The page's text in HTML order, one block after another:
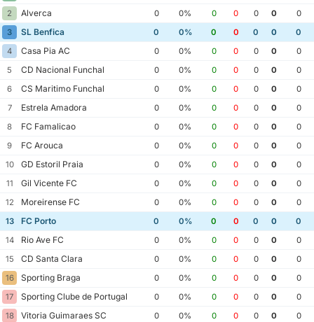
2
Alverca 0 0% 0 0 0 0
0
3
SL Benfica 0 0% 0 0 0 0
0
4
Casa Pia AC 0 0% 0 0 0 0
0
5
CD Nacional Funchal 0 0% 0 0 0 0
0
6
CS Maritimo Funchal 0 0% 0 0 0 0
0
7
Estrela Amadora 0 0% 0 0 0 0
0
8
FC Famalicao 0 0% 0 0 0 0
0
9
FC Arouca 0 0% 0 0 0 0
0
10
GD Estoril Praia 0 0% 0 0 0 0
0
11
Gil Vicente FC 0 0% 0 0 0 0
0
12
Moreirense FC 0 0% 0 0 0 0
0
13
FC Porto 0 0% 0 0 0 0
0
14
Rio Ave FC 0 0% 0 0 0 0
0
15
CD Santa Clara 0 0% 0 0 0 0
0
16
Sporting Braga 0 0% 0 0 0 0
0
17
Sporting Clube de Portugal 0 0% 0 0 0 0
0
18
Vitoria Guimaraes SC 0 0% 0 0 0 0 0